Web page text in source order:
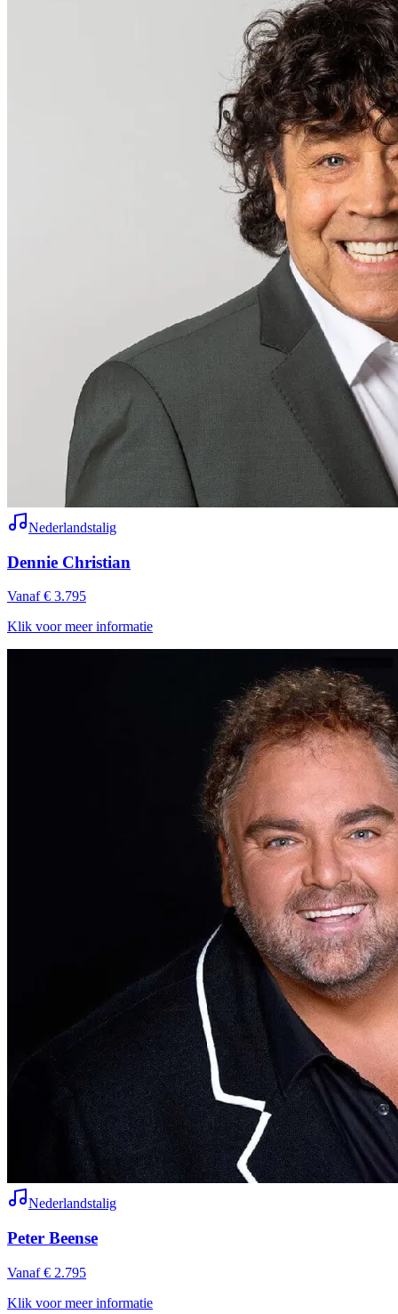
Nederlandstalig
Dennie Christian
Vanaf € 3.795
Klik voor meer informatie
Nederlandstalig
Peter Beense
Vanaf € 2.795
Klik voor meer informatie